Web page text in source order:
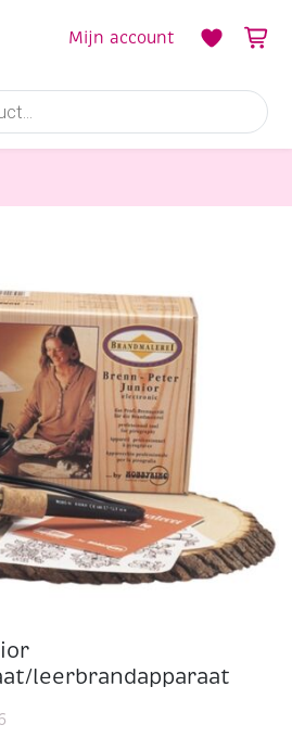
Mijn account
leerbrandapparaat